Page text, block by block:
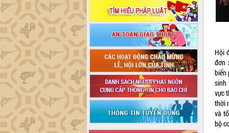
Hội
đơn
biến
sinh
vực
thời
và
bộ